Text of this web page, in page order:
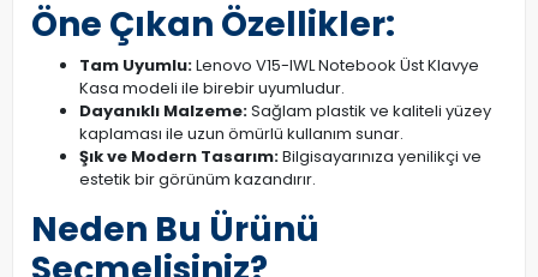
Öne Çıkan Özellikler:
Tam Uyumlu:Lenovo V15-IWL Notebook Üst Klavye
Kasa modeli ile birebir uyumludur.
Dayanıklı Malzeme:Sağlam plastik ve kaliteli yüzey
kaplaması ile uzun ömürlü kullanım sunar.
Şık ve Modern Tasarım:Bilgisayarınıza yenilikçi ve
estetik bir görünüm kazandırır.
Neden Bu Ürünü